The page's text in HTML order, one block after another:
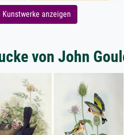
anzeigen
von John